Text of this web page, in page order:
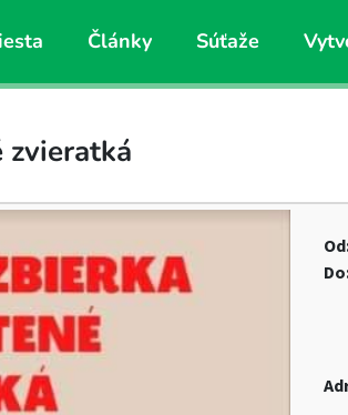
Články Súťaže
zvieratká